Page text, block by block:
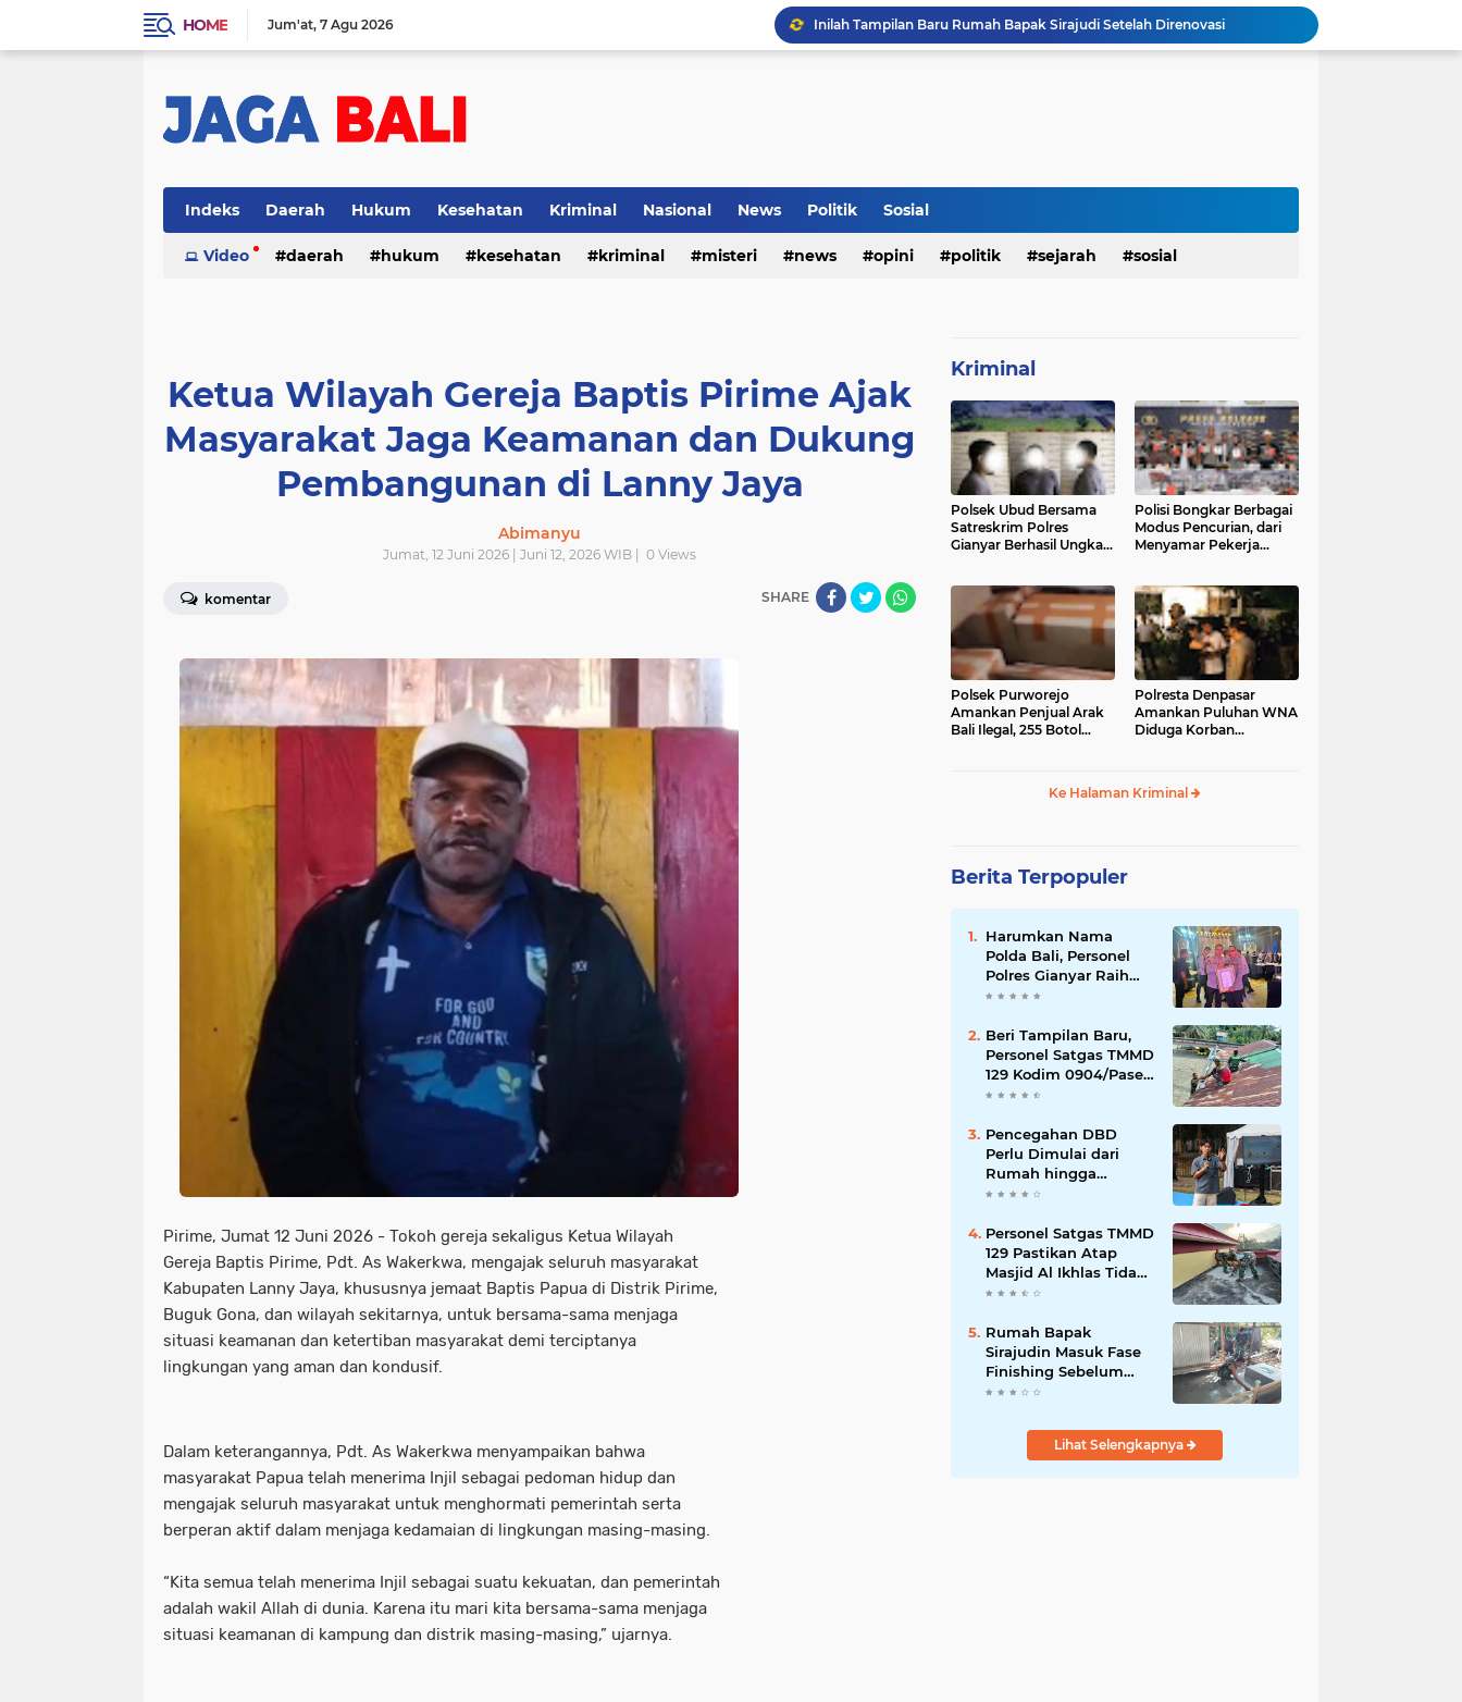
HOME Jum'at 7 Agu 2026
Inilah Tampilan Baru Rumah Bapak Sirajudi Setelah Direnovasi
Personel Satgas TMMD 129 Kodim 0904/Paser Bongkar Rumah milik Bapak Harim
Babinsa Hadir di Posyandu Cenderawasih, Wujud Sinergi TNI Dukung Kesehatan Masyarakat
Indeks Daerah Hukum Kesehatan Kriminal Nasional News Politik Sosial
Video daerah hukum kesehatan kriminal misteri news opini politik sejarah sosial
Ketua Wilayah Gereja Baptis Pirime Ajak
Masyarakat Jaga Keamanan dan Dukung
Pembangunan di Lanny Jaya
Abimanyu
Jumat, 12 Juni 2026 | Juni 12, 2026 WIB | 0 Views
komentar SHARE
Pirime, Jumat 12 Juni 2026 - Tokoh gereja sekaligus Ketua Wilayah
Gereja Baptis Pirime, Pdt. As Wakerkwa, mengajak seluruh masyarakat
Kabupaten Lanny Jaya, khususnya jemaat Baptis Papua di Distrik Pirime,
Buguk Gona, dan wilayah sekitarnya, untuk bersama-sama menjaga
situasi keamanan dan ketertiban masyarakat demi terciptanya
lingkungan yang aman dan kondusif.
Dalam keterangannya, Pdt. As Wakerkwa menyampaikan bahwa
masyarakat Papua telah menerima Injil sebagai pedoman hidup dan
mengajak seluruh masyarakat untuk menghormati pemerintah serta
berperan aktif dalam menjaga kedamaian di lingkungan masing-masing.
“Kita semua telah menerima Injil sebagai suatu kekuatan, dan pemerintah
adalah wakil Allah di dunia. Karena itu mari kita bersama-sama menjaga
situasi keamanan di kampung dan distrik masing-masing,” ujarnya.
Kriminal
Polsek Ubud Bersama
Satreskrim Polres
Gianyar Berhasil Ungkap
Polisi Bongkar Berbagai
Modus Pencurian, dari
Menyamar Pekerja
Polsek Purworejo
Amankan Penjual Arak
Bali Ilegal, 255 Botol
Polresta Denpasar
Amankan Puluhan WNA
Diduga Korban
Ke Halaman Kriminal
Berita Terpopuler
Harumkan Nama
Polda Bali, Personel
Polres Gianyar Raih
Penghargaan
Beri Tampilan Baru,
Personel Satgas TMMD
129 Kodim 0904/Paser
Cat Atap Rumah
Pencegahan DBD
Perlu Dimulai dari
Rumah hingga
Lingkungan Sekolah
Personel Satgas TMMD
129 Pastikan Atap
Masjid Al Ikhlas Tidak
Bocor Lagi
Rumah Bapak
Sirajudin Masuk Fase
Finishing Sebelum
Diserahkan
Lihat Selengkapnya